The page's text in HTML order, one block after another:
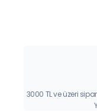
3000 TL ve üzeri